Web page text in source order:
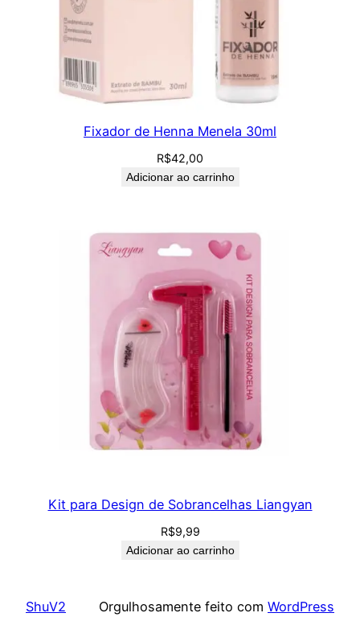
Fixador de Henna Menela 30ml
R$42,00
Adicionar ao carrinho
Kit para Design de Sobrancelhas Liangyan
R$9,99
Adicionar ao carrinho
ShuV2 Orgulhosamente feito com WordPress